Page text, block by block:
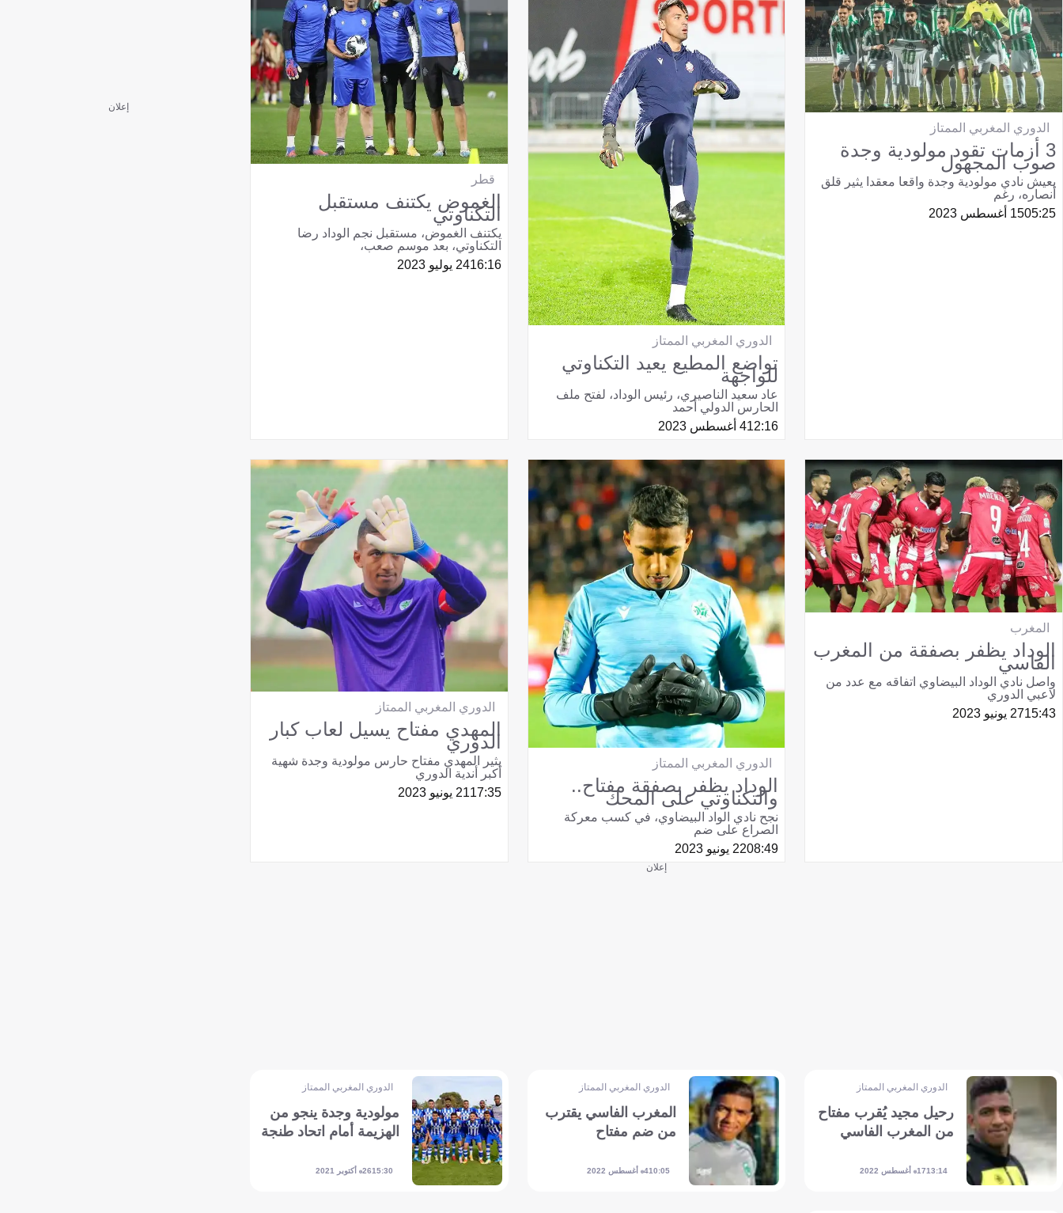
الدوري المغربي الممتاز
3 أزمات تقود مولودية وجدة
صوب المجهول
يعيش نادي مولودية وجدة واقعا معقدا يثير قلق
أنصاره، رغم
05:2515 أغسطس 2023
الدوري المغربي الممتاز
تواضع المطيع يعيد التكناوتي
للواجهة
عاد سعيد الناصيري، رئيس الوداد، لفتح ملف
الحارس الدولي أحمد
12:164 أغسطس 2023
قطر
الغموض يكتنف مستقبل
التكناوتي
يكتنف الغموض، مستقبل نجم الوداد رضا
التكناوتي، بعد موسم صعب،
16:1624 يوليو 2023
المغرب
الوداد يظفر بصفقة من المغرب
الفاسي
واصل نادي الوداد البيضاوي اتفاقه مع عدد من
لاعبي الدوري
15:4327 يونيو 2023
الدوري المغربي الممتاز
الوداد يظفر بصفقة مفتاح..
والتكناوتي على المحك
نجح نادي الواد البيضاوي، في كسب معركة
الصراع على ضم
08:4922 يونيو 2023
الدوري المغربي الممتاز
المهدي مفتاح يسيل لعاب كبار
الدوري
يثير المهدي مفتاح حارس مولودية وجدة شهية
أكبر أندية الدوري
17:3521 يونيو 2023
إعلان
الدوري المغربي الممتاز
رحيل مجيد يُقرب مفتاح
من المغرب الفاسي
13:1417 أغسطس 2022
الدوري المغربي الممتاز
المغرب الفاسي يقترب
من ضم مفتاح
10:054 أغسطس 2022
الدوري المغربي الممتاز
مولودية وجدة ينجو من
الهزيمة أمام اتحاد طنجة
15:3026 أكتوبر 2021
إعلان